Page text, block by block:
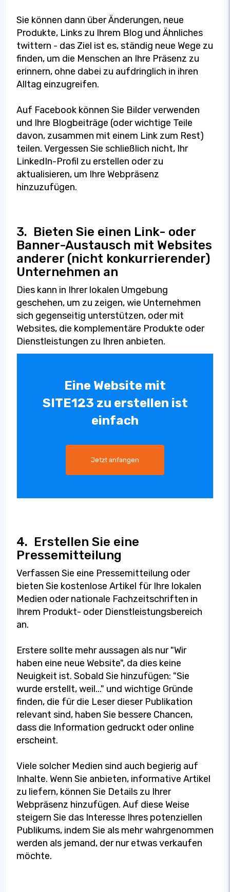
Sie können dann über Änderungen, neue
Produkte, Links zu Ihrem Blog und Ähnliches
twittern - das Ziel ist es, ständig neue Wege zu
finden, um die Menschen an Ihre Präsenz zu
erinnern, ohne dabei zu aufdringlich in ihren
Alltag einzugreifen.
Auf Facebook können Sie Bilder verwenden
und Ihre Blogbeiträge (oder wichtige Teile
davon, zusammen mit einem Link zum Rest)
teilen. Vergessen Sie schließlich nicht, Ihr
LinkedIn-Profil zu erstellen oder zu
aktualisieren, um Ihre Webpräsenz
hinzuzufügen.
3. Bieten Sie einen Link- oder
Banner-Austausch mit Websites
anderer (nicht konkurrierender)
Unternehmen an
Dies kann in Ihrer lokalen Umgebung
geschehen, um zu zeigen, wie Unternehmen
sich gegenseitig unterstützen, oder mit
Websites, die komplementäre Produkte oder
Dienstleistungen zu Ihren anbieten.
Eine Website mit
SITE123 zu erstellen ist
einfach
Jetzt anfangen
4. Erstellen Sie eine
Pressemitteilung
Verfassen Sie eine Pressemitteilung oder
bieten Sie kostenlose Artikel für Ihre lokalen
Medien oder nationale Fachzeitschriften in
Ihrem Produkt- oder Dienstleistungsbereich
an.
Erstere sollte mehr aussagen als nur "Wir
haben eine neue Website", da dies keine
Neuigkeit ist. Sobald Sie hinzufügen: "Sie
wurde erstellt, weil..." und wichtige Gründe
finden, die für die Leser dieser Publikation
relevant sind, haben Sie bessere Chancen,
dass die Information gedruckt oder online
erscheint.
Viele solcher Medien sind auch begierig auf
Inhalte. Wenn Sie anbieten, informative Artikel
zu liefern, können Sie Details zu Ihrer
Webpräsenz hinzufügen. Auf diese Weise
steigern Sie das Interesse Ihres potenziellen
Publikums, indem Sie als mehr wahrgenommen
werden als jemand, der nur etwas verkaufen
möchte.